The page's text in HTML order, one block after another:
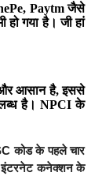
Paytm जैसे
गया है। जी हां
और आसान है, इससे
है। NPCI के
कोड के पहले चार
इंटरनेट कनेक्शन के